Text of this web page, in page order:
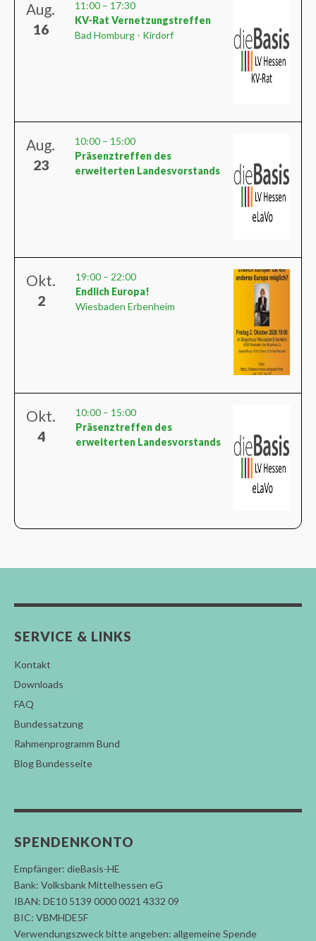
Aug.
16
11:00 – 17:30
KV-Rat Vernetzungstreffen
Bad Homburg - Kirdorf
Aug.
23
10:00 – 15:00
Präsenztreffen des
erweiterten Landesvorstands
Okt.
2
19:00 – 22:00
Endlich Europa!
Wiesbaden Erbenheim
Okt.
4
10:00 – 15:00
Präsenztreffen des
erweiterten Landesvorstands
SERVICE & LINKS
Kontakt
Downloads
FAQ
Bundessatzung
Rahmenprogramm Bund
Blog Bundesseite
SPENDENKONTO
Empfänger: dieBasis-HE
Bank: Volksbank Mittelhessen eG
IBAN: DE10 5139 0000 0021 4332 09
BIC: VBMHDE5F
Verwendungszweck bitte angeben: allgemeine Spende